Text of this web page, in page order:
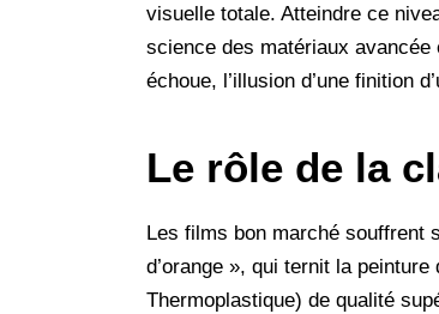
visuelle totale. Atteindre ce
science des matériaux avancée
échoue, l’illusion d’une finition
Le rôle de la
Les films bon marché souffrent
d’orange », qui ternit la
Thermoplastique) de qualité